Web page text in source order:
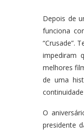
Depois de
funciona
“Crusade”.
impediram
melhores
de uma
O
presidente